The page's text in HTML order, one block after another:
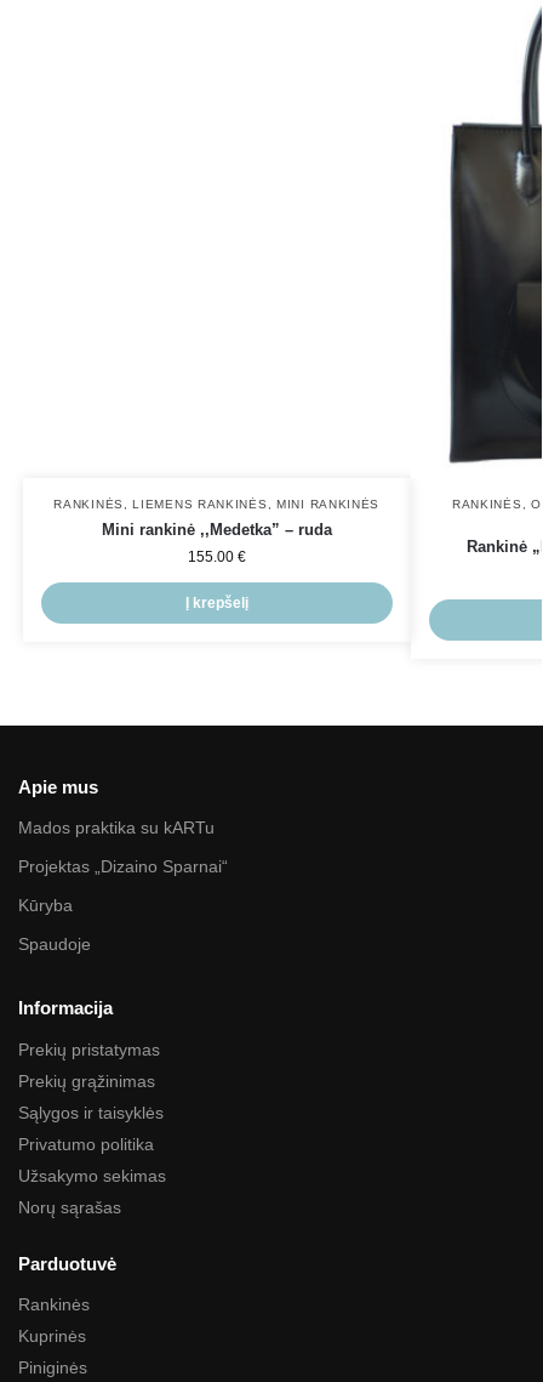
RANKINĖS ,LIEMENS RANKINĖS MINI RANKINĖS
Mini rankinė ,,Medetka” – ruda
155.00 €
Į krepšelį
RANKINĖS
Rankinė
Apie mus
Mados praktika su kARTu
Projektas „Dizaino Sparnai“
Kūryba
Spaudoje
Informacija
Prekių pristatymas
Prekių grąžinimas
Sąlygos ir taisyklės
Privatumo politika
Užsakymo sekimas
Norų sąrašas
Parduotuvė
Rankinės
Kuprinės
Piniginės